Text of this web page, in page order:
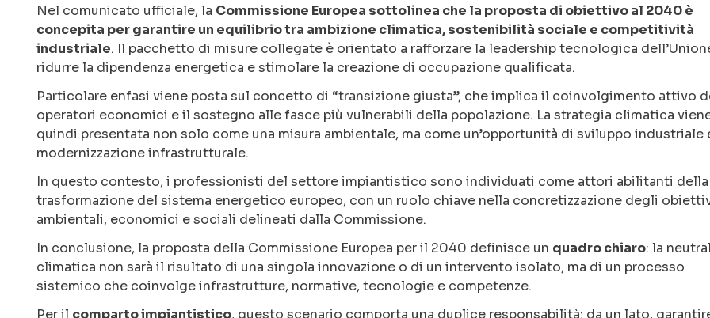
Nel comunicato ufficiale, la Commissione Europea sottolinea che la proposta di obiettivo al 2040 è
concepita per garantire un equilibrio tra ambizione climatica, sostenibilità sociale e competitività
industriale. Il pacchetto di misure collegate è orientato a rafforzare la leadership tecnologica
ridurre la dipendenza energetica e stimolare la creazione di occupazione qualificata.
Particolare enfasi viene posta sul concetto di “transizione giusta”, che implica il coinvolgimento attivo
operatori economici e il sostegno alle fasce più vulnerabili della popolazione. La strategia climatica
quindi presentata non solo come una misura ambientale, ma come un’opportunità di sviluppo industriale
modernizzazione infrastrutturale.
In questo contesto, i professionisti del settore impiantistico sono individuati come attori abilitanti della
trasformazione del sistema energetico europeo, con un ruolo chiave nella concretizzazione degli
ambientali, economici e sociali delineati dalla Commissione.
In conclusione, la proposta della Commissione Europea per il 2040 definisce un quadro chiaro: la
climatica non sarà il risultato di una singola innovazione o di un intervento isolato, ma di un processo
sistemico che coinvolge infrastrutture, normative, tecnologie e competenze.
Per il comparto impiantistico, questo scenario comporta una duplice responsabilità: da un lato,